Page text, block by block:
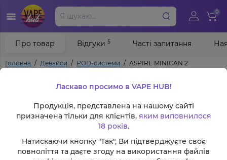
0
Головна Девайси POD-системи ASPIRE MINICAN 2
Про товар Відгуки 5 Часті запитання
Ласкаво просимо в VAPE HUB!
Продукція, представлена на нашому сайті
призначена тільки для клієнтів, яким виповнилося
18 років.
Натискаючи кнопку "Так", Ви підтверджуєте своє
повноліття та даєте згоду на використання файлів